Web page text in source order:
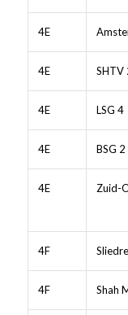
4E
4E SHTV
4E LSG 4
4E BSG 2
4E Zuid-
4F
4F Shah